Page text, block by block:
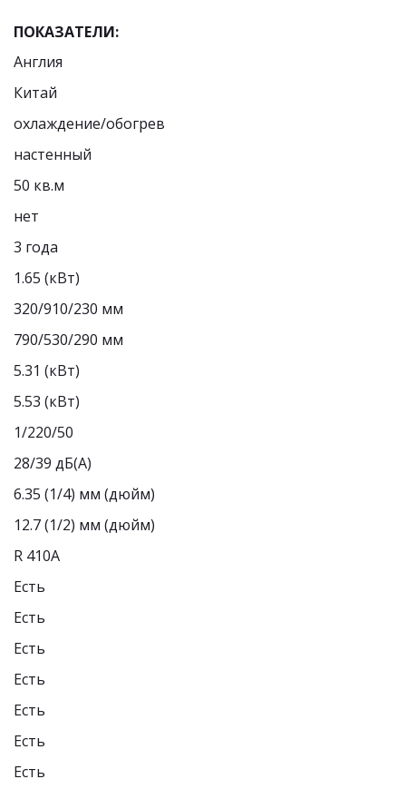
ПОКАЗАТЕЛИ:
Англия
Китай
охлаждение/обогрев
настенный
50 кв.м
нет
3 года
1.65 (кВт)
320/910/230 мм
790/530/290 мм
5.31 (кВт)
5.53 (кВт)
1/220/50
28/39 дБ(А)
6.35 (1/4) мм (дюйм)
12.7 (1/2) мм (дюйм)
R 410A
Есть
Есть
Есть
Есть
Есть
Есть
Есть